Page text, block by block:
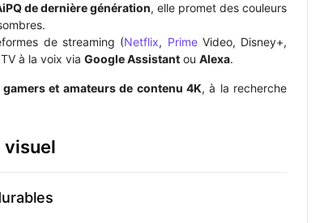
de dernière génération, elle promet des couleurs
de streaming (Netflix, PrimeVideo, Disney+,
à la voix via Google Assistant ou Alexa.
et amateurs de contenu 4K, à la recherche
visuel